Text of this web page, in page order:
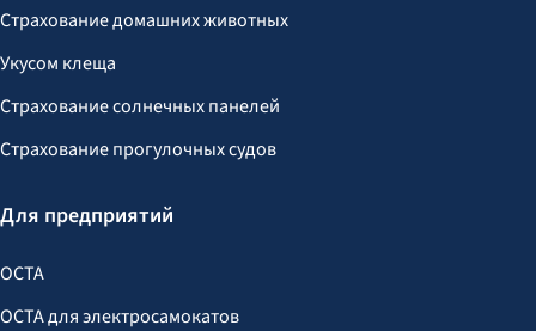
Страхование домашних животных
Укусом клеща
Страхование солнечных панелей
Страхование прогулочных судов
Для предприятий
OCTA
OCTA для электросамокатов